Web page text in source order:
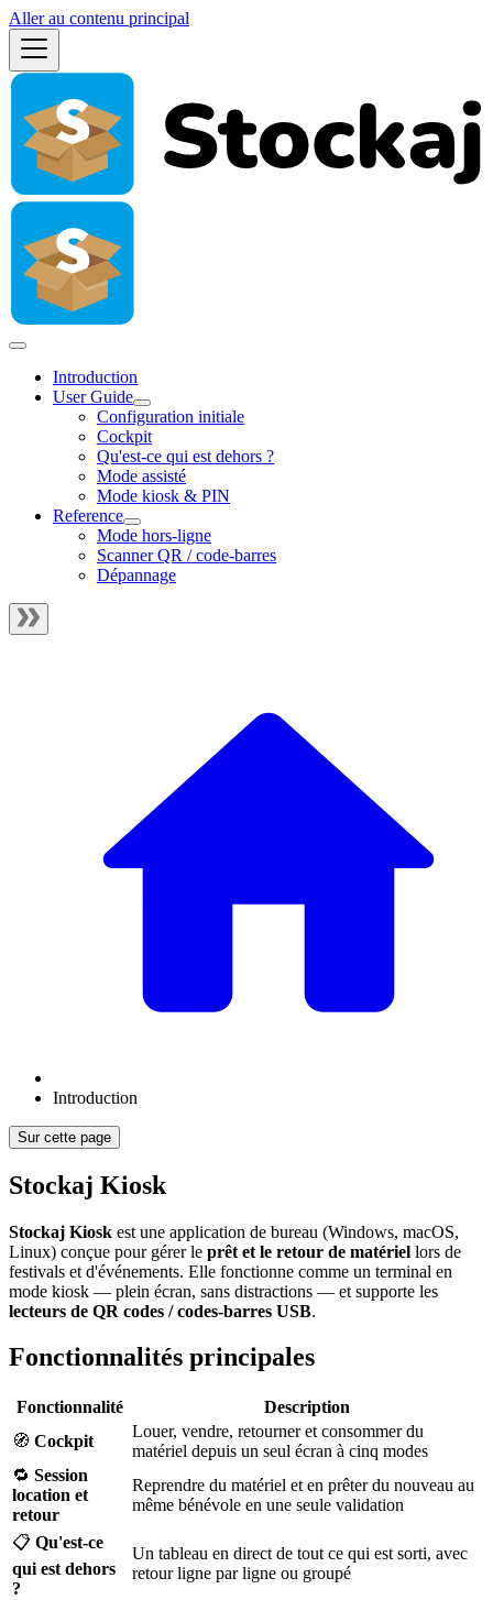
Aller au contenu principal
Introduction
User Guide
Configuration initiale
Cockpit
Qu'est-ce qui est dehors ?
Mode assisté
Mode kiosk & PIN
Reference
Mode hors-ligne
Scanner QR / code-barres
Dépannage
Introduction
Sur cette page
Stockaj Kiosk
Stockaj Kiosk est une application de bureau (Windows, macOS,
Linux) conçue pour gérer le prêt et le retour de matériel lors de
festivals et d'événements. Elle fonctionne comme un terminal en
mode kiosk — plein écran, sans distractions — et supporte les
lecteurs de QR codes / codes-barres USB.
Fonctionnalités principales
Fonctionnalité
Description
🧭 Cockpit
Louer, vendre, retourner et consommer du
matériel depuis un seul écran à cinq modes
🔁 Session
location et
retour
Reprendre du matériel et en prêter du nouveau au
même bénévole en une seule validation
📋 Qu'est-ce
qui est dehors
?
Un tableau en direct de tout ce qui est sorti, avec
retour ligne par ligne ou groupé